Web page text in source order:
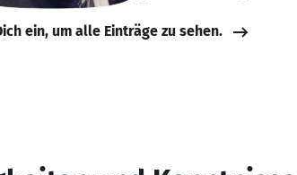
ein, um alle Einträge zu sehen.